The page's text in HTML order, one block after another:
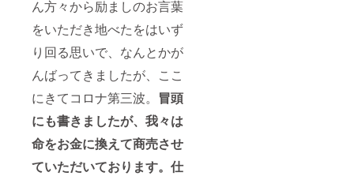
ん方々から励ましのお言葉
をいただき地べたをはいず
り回る思いで、なんとかが
んばってきましたが、ここ
にきてコロナ第三波。 冒頭
にも書きましたが、 我々は
命をお金に換えて商売させ
ていただいております。仕